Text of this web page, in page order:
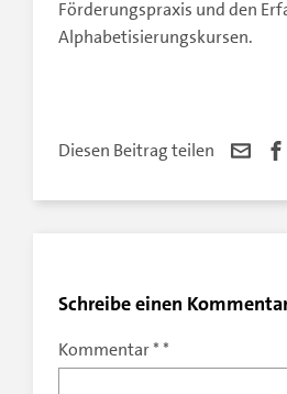
Förderungspraxis und den
Alphabetisierungskursen.
Diesen Beitrag teilen
Schreibe einen
Kommentar*